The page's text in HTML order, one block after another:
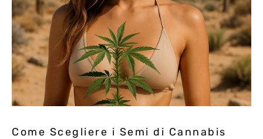
Come Scegliere i Semi di Cannabis